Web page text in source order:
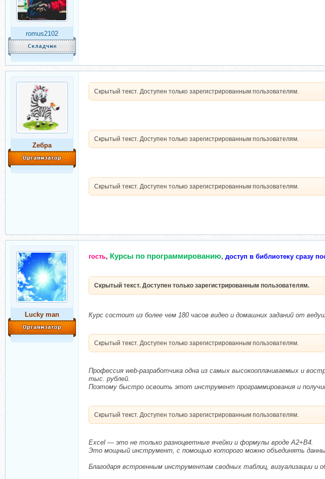
romus2102
Zебра
Скрытый текст. Доступен только зарегистрированным пользователям.
Скрытый текст. Доступен только зарегистрированным пользователям.
Скрытый текст. Доступен только зарегистрированным пользователям.
Lucky man
гость, Курсы по программированию, доступ в библиотеку сразу
Скрытый текст. Доступен только зарегистрированным пользователям.
Курс состоит из более чем 180 часов видео и домашних заданий от
Скрытый текст. Доступен только зарегистрированным пользователям.
Профессия web-разработчика одна из самых высокооплачиваемых и
тыс. рублей.
Поэтому быстро освоить этот инструмент программирования и
Скрытый текст. Доступен только зарегистрированным пользователям.
Excel — это не только разноцветные ячейки и формулы вроде A2+B4.
Это мощный инструмент, с помощью которого можно объединять
Благодаря встроенным инструментам сводных таблиц, визуализации